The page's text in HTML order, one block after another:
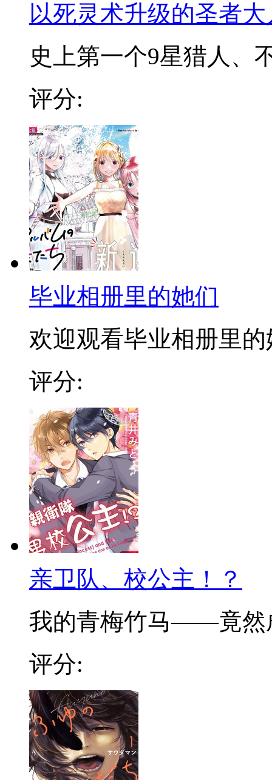
以死灵术升级的圣者大
史上第一个9星猎人、
评分:
毕业相册里的她们
欢迎观看毕业相册里的
评分:
亲卫队、校公主！？
我的青梅竹马——竟然
评分: